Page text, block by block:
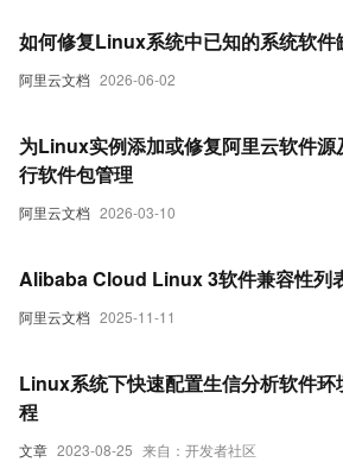
阿里云文档 2026-06-02
如何修复Linux系统中已知的系统软件
阿里云文档 2026-03-10
为Linux实例添加或修复阿里云软件源
行软件包管理
阿里云文档 2025-11-11
Alibaba Cloud Linux 3软件兼容性列
文章 2023-08-25 来自：开发者社区
Linux系统下快速配置生信分析软件环
程